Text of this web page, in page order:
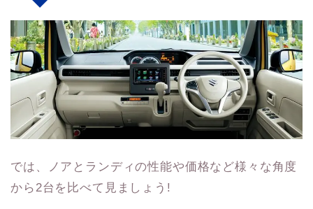
では、ノアとランディの性能や価格など様々な角度
から2台を比べて見ましょう!